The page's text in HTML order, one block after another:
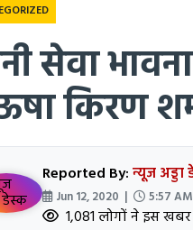
सेवा
किरण
Reported By:न्यूज अड्डा
Jun 12, 2020 | 5:57 AM
1,081 लोगों ने इस